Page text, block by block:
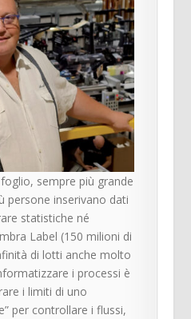
foglio, sempre più grande
persone inserivano dati
statistiche né
Label (150 milioni di
di lotti anche molto
i processi è
i limiti di uno
per controllare i flussi,